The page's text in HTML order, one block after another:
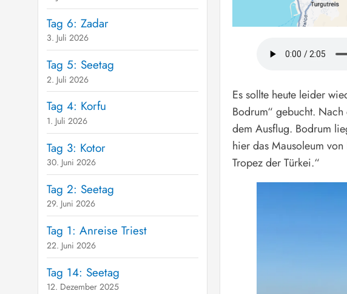
Es sollte heute leider
Bodrum“ gebucht.
dem Ausflug. Bodrum
hier das Mausoleum
Tropez der Türkei.“
Tag 6: Zadar
3. Juli 2026
Tag 5: Seetag
2. Juli 2026
Tag 4: Korfu
1. Juli 2026
Tag 3: Kotor
30. Juni 2026
Tag 2: Seetag
29. Juni 2026
Tag 1: Anreise Triest
22. Juni 2026
Tag 14: Seetag
12. Dezember 2025